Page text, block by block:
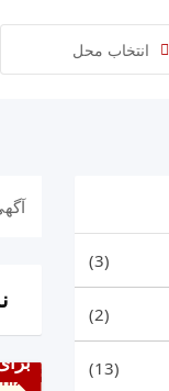
انتخاب محل
(3)
(2)
(13)